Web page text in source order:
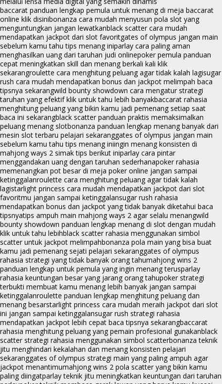
baccarat panduan lengkap pemula untuk menang di meja baccarat
online klik disinibonanza cara mudah menyusun pola slot yang
menguntungkan jangan lewatkanblack scatter cara mudah
mendapatkan jackpot dari slot favoritgates of olympus jangan main
sebelum kamu tahu tips menang iniparlay cara paling aman
menghasilkan uang dari taruhan judi onlinepoker pemula panduan
cepat meningkatkan skill dan menang berkali kali klik
sekarangroulette cara menghitung peluang agar tidak kalah lagisugar
rush cara mudah mendapatkan bonus dan jackpot melimpah baca
tipsnya sekarangwild bounty showdown cara mengatur strategi
taruhan yang efektif klik untuk tahu lebih banyakbaccarat rahasia
menghitung peluang yang bikin kamu jadi pemenang setiap saat
baca ini sekarangblack scatter panduan praktis memaksimalkan
peluang menang slotbonanza panduan lengkap menang banyak dari
mesin slot terbaru pelajari sekaranggates of olympus jangan main
sebelum kamu tahu tips menang iniingin menang konsisten di
mahjong ways 2 simak tips berikut iniparlay cara pintar
menggandakan uang dengan taruhan sederhanapoker rahasia
memenangkan pot besar di meja poker online jangan sampai
ketinggalanroulette cara menghitung peluang agar tidak kalah
lagistarlight princess cara mudah mendapatkan jackpot dari slot
favoritmu jangan sampai ketinggalansugar rush rahasia
mendapatkan bonus dan jackpot yang tidak banyak diketahui baca
tipsnyatips ampuh main mahjong ways 2 agar selalu menangwild
bounty showdown panduan lengkap menang di slot dengan mudah
klik untuk tahu lebihblack scatter rahasia menggunakan simbol
scatter untuk jackpot melimpahbonanza pola main yang bisa buat
kamu jadi pemenang sejati pelajari sekaranggates of olympus
rahasia strategi yang tidak banyak orang tahumahjong wins 2
panduan lengkap untuk pemula yang ingin menang terusparlay
rahasia keuntungan besar yang jarang orang tahupoker strategi
terbukti membuat kamu menang lebih banyak jangan sampai
ketinggalanroulette panduan lengkap menghitung peluang dan
menang besarstarlight princess cara mudah meraih jackpot dari slot
ini jangan sampai ketinggalansugar rush strategi rahasia
mendapatkan jackpot lebih cepat baca tipsnya sekarangbaccarat
rahasia menghitung peluang yang pemain profesional gunakanblack
scatter strategi rahasia menggunakan simbol scatterbonanza teknik
jitu menghindari kekalahan dan menang konsisten pelajari
sekaranggates of olympus strategi main yang paling ampuh agar
jackpot menantimumahjong wins 2 pola scatter yang bikin kamu
paling diingatparlay teknik jitu meningkatkan keuntungan dari taruhan